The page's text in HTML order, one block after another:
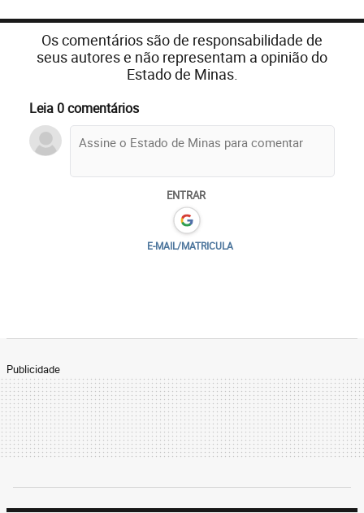
Os comentários são de responsabilidade de
seus autores e não representam a opinião do
Estado de Minas.
Leia 0 comentários
ENTRAR
E-MAIL/MATRICULA
Publicidade